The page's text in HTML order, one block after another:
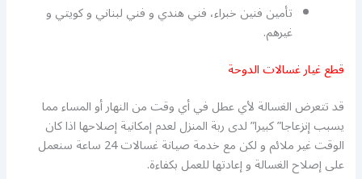
تأمين فنين خبراء، فني هندي و فني لبناني و كويتي و
غيرهم.
قطع غيار غسالات الدوحة
قد تتعرض الغسالة لأي عطل في أي وقت من النهار أو المساء مما
يسبب إنزعاجا” كبيرا” لدى ربة المنزل لعدم إمكانية إصلاحها اذا كان
الوقت غير ملائم و لكن مع خدمة صيانة غسالات 24 ساعة سنعمل
على إصلاح الغسالة و إعادتها للعمل بكفاءة.